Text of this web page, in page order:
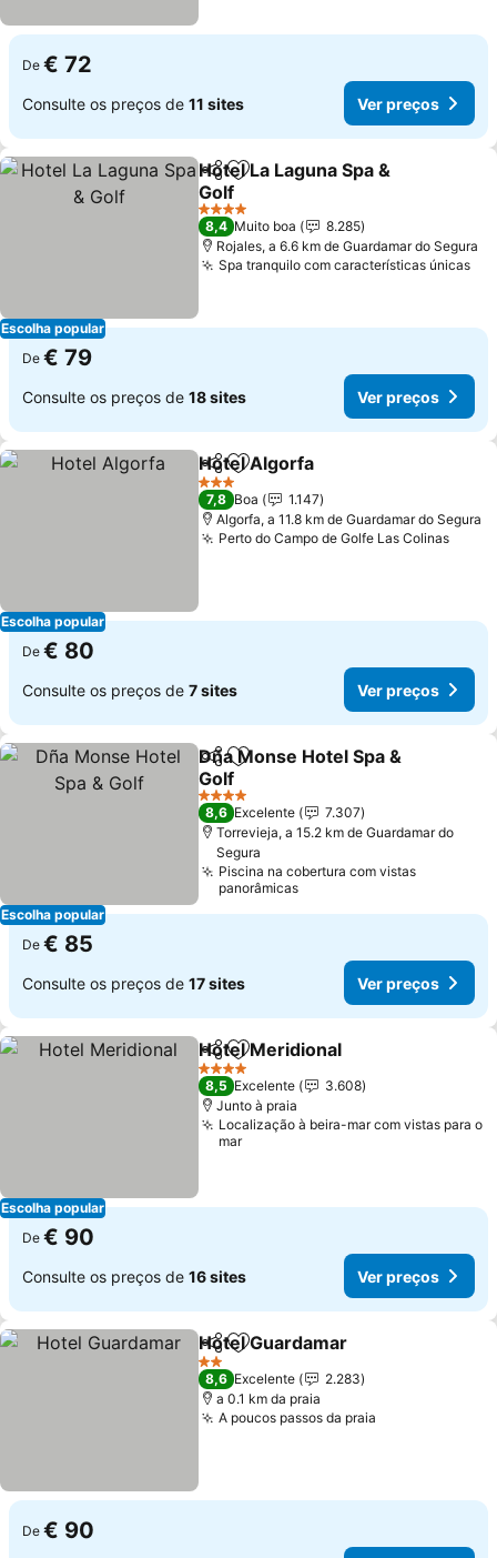
De € 72
Consulte os preços de 11 sites Ver preços
Escolha popular
PartilharAdicionar aos favoritos
Hotel La Laguna Spa &
Golf
Ver preços
4 Estrelas
8,4 Muito boa
8.285
Rojales, a 6.6 km de Guardamar do Segura
Spa tranquilo com características únicas
De € 79
Consulte os preços de 18 sites Ver preços
Escolha popular
PartilharAdicionar aos favoritos
Hotel Algorfa
3 Estrelas
7,8 Boa
1.147
Algorfa, a 11.8 km de Guardamar do Segura
Perto do Campo de Golfe Las ColinasVer
De € 80
Consulte os preços de 7 sites Ver preços
Escolha popular
PartilharAdicionar aos favoritos
Dña Monse Hotel Spa &
Golf
Ver preços
4 Estrelas
8,6 Excelente
7.307
Torrevieja, a 15.2 km de Guardamar do
Segura
Piscina na cobertura com vistas
panorâmicas
De € 85
Consulte os preços de 17 sites Ver preços
Escolha popular
PartilharAdicionar aos favoritos
Hotel Meridional
4 Estrelas
8,5 Excelente
3.608
Junto à praia
Localização à beira-mar com vistas para o
mar
De € 90
Consulte os preços de 16 sites Ver preços
PartilharAdicionar aos favoritos
Hotel Guardamar
2 Estrelas
8,6 Excelente
2.283
a 0.1 km da praia
A poucos passos da praia
De € 90